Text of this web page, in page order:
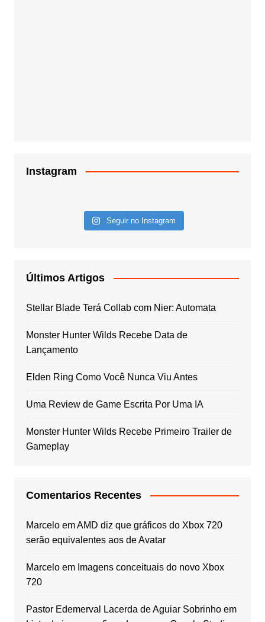
Instagram
Seguir no Instagram
Últimos Artigos
Stellar Blade Terá Collab com Nier: Automata
Monster Hunter Wilds Recebe Data de
Lançamento
Elden Ring Como Você Nunca Viu Antes
Uma Review de Game Escrita Por Uma IA
Monster Hunter Wilds Recebe Primeiro Trailer de
Gameplay
Comentarios Recentes
MarceloemAMD diz que gráficos do Xbox 720
serão equivalentes aos de Avatar
Marceloem Imagens conceituais do novo Xbox
720
Pastor Edemerval Lacerda de Aguiar Sobrinhoem